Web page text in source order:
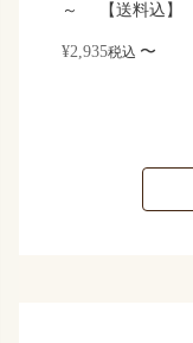
～ 【送料込】
¥2,935税込 〜